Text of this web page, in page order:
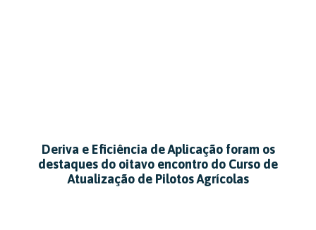
Deriva e Eficiência de Aplicação foram os
destaques do oitavo encontro do Curso de
Atualização de Pilotos Agrícolas